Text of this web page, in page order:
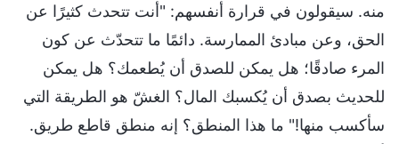
منه. سيقولون في قرارة أنفسهم: "أنت تتحدث كثيرًا عن
الحق، وعن مبادئ الممارسة. دائمًا ما تتحدّث عن كون
المرء صادقًا؛ هل يمكن للصدق أن يُطعمك؟ هل يمكن
للحديث بصدق أن يُكسبك المال؟ الغشّ هو الطريقة التي
سأكسب منها!" ما هذا المنطق؟ إنه منطق قاطع طريق.